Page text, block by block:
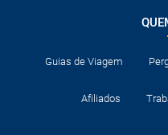
Guias de Viagem
Afiliados